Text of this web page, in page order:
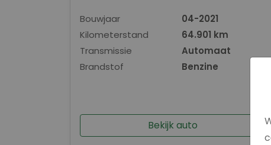
Bouwjaar
04-2021
Kilometerstand
64.901 km
Transmissie
Automaat
Brandstof
Benzine
Bekijk auto